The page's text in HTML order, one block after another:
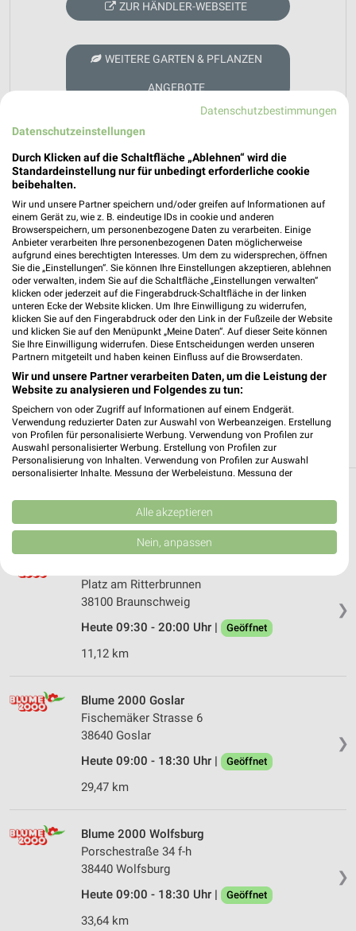
ZUR HÄNDLER-WEBSEITE
WEITERE GARTEN & PFLANZEN
ANGEBOTE
weekli - Prospekte & Angebote App
Alle Blume 2000 Angebote immer griffbereit – mit der
kostenlosen weekli App für iOS & Android.
✔Standortgenaue Angebote
✔Folge deinem Lieblingshändler
✔Push-Benachrichtigungen bei neuen Prospekten
✔Einkaufsliste - Einkauf stressfrei planen
JETZT LADEN UND SPAREN!
3 Filialen
❯
Platz am Ritterbrunnen
38100 Braunschweig
Heute 09:30 - 20:00 Uhr |
Geöffnet
11,12 km
❯
Blume 2000 Goslar
Fischemäker Strasse 6
38640 Goslar
Heute 09:00 - 18:30 Uhr |
Geöffnet
29,47 km
❯
Blume 2000 Wolfsburg
Porschestraße 34 f-h
38440 Wolfsburg
Heute 09:00 - 18:30 Uhr |
Geöffnet
33,64 km
Datenschutzbestimmungen
Datenschutzeinstellungen
Durch Klicken auf die Schaltfläche „Ablehnen“ wird die
Standardeinstellung nur für unbedingt erforderliche cookie
beibehalten.
Wir und unsere Partner speichern und/oder greifen auf Informationen auf
einem Gerät zu, wie z. B. eindeutige IDs in cookie und anderen
Browserspeichern, um personenbezogene Daten zu verarbeiten. Einige
Anbieter verarbeiten Ihre personenbezogenen Daten möglicherweise
aufgrund eines berechtigten Interesses. Um dem zu widersprechen, öffnen
Sie die „Einstellungen“. Sie können Ihre Einstellungen akzeptieren, ablehnen
oder verwalten, indem Sie auf die Schaltfläche „Einstellungen verwalten“
klicken oder jederzeit auf die Fingerabdruck-Schaltfläche in der linken
unteren Ecke der Website klicken. Um Ihre Einwilligung zu widerrufen,
klicken Sie auf den Fingerabdruck oder den Link in der Fußzeile der Website
und klicken Sie auf den Menüpunkt „Meine Daten“. Auf dieser Seite können
Sie Ihre Einwilligung widerrufen. Diese Entscheidungen werden unseren
Partnern mitgeteilt und haben keinen Einfluss auf die Browserdaten.
Wir und unsere Partner verarbeiten Daten, um die Leistung der
Website zu analysieren und Folgendes zu tun:
Speichern von oder Zugriff auf Informationen auf einem Endgerät.
Verwendung reduzierter Daten zur Auswahl von Werbeanzeigen. Erstellung
von Profilen für personalisierte Werbung. Verwendung von Profilen zur
Auswahl personalisierter Werbung. Erstellung von Profilen zur
Personalisierung von Inhalten. Verwendung von Profilen zur Auswahl
personalisierter Inhalte. Messung der Werbeleistung. Messung der
Kombinationen von Daten aus verschiedenen Quellen. Entwicklung und
Verbesserung der Angebote. Verwendung reduzierter Daten zur Auswahl
von Inhalten.
Daten können außerhalb der Europäischen Union weitergegeben und in die
Website/App.
Partnerliste anzeigen (1 IAB-Anbieter)
Wir nutzen Ihre Daten für folgende Zwecke:
Verwendung reduzierter Daten zur Auswahl von
Werbeanzeigen
Erstellung von Profilen für personalisierte
Erstellung von Profilen zur Personalisierung
von Inhalten
Verwendung von Profilen zur Auswahl
Alle akzeptieren
Nein, anpassen